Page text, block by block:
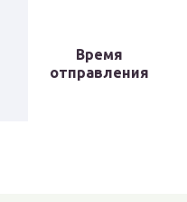
Время
отправления